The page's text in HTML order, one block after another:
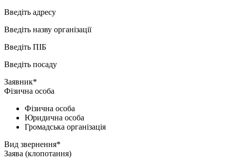
Введіть адресу
Введіть назву організації
Введіть ПІБ
Введіть посаду
Заявник*
Фізична особа
Фізична особа
Юридична особа
Громадська організація
Вид звернення*
Заява (клопотання)